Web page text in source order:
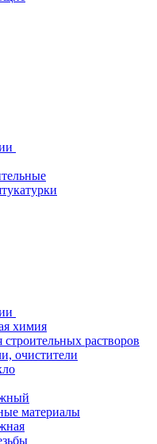
химия
строительных растворов
очистители
материалы